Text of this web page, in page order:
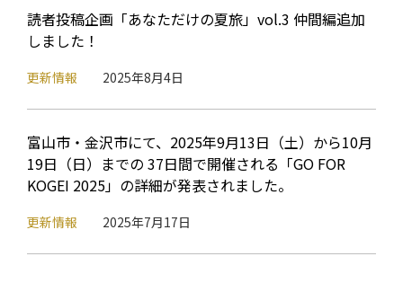
読者投稿企画「あなただけの夏旅」vol.3 仲間編追加
しました！
更新情報 2025年8月4日
富山市・金沢市にて、2025年9月13日（土）から10月
19日（日）までの 37日間で開催される「GO FOR
KOGEI 2025」の詳細が発表されました。
更新情報 2025年7月17日